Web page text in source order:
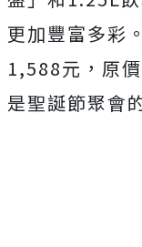
更加豐富多彩
1,588元，原
是聖誕節聚會